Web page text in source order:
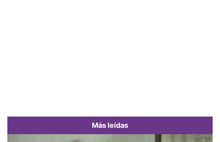
Más leídas